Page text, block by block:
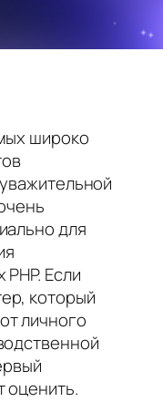
широко
для
Если
который
личного
оценить.